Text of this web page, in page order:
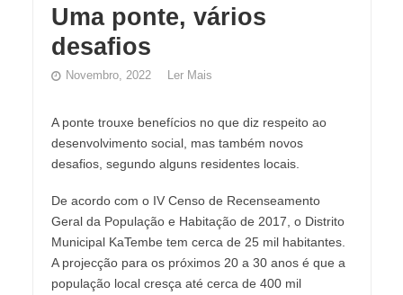
Uma ponte, vários
desafios
Novembro, 2022 Ler Mais
A ponte trouxe benefícios no que diz respeito ao
desenvolvimento social, mas também novos
desafios, segundo alguns residentes locais.
De acordo com o IV Censo de Recenseamento
Geral da População e Habitação de 2017, o Distrito
Municipal KaTembe tem cerca de 25 mil habitantes.
A projecção para os próximos 20 a 30 anos é que a
população local cresça até cerca de 400 mil